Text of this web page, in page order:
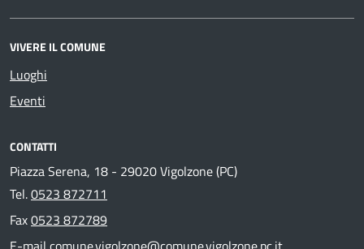
VIVERE IL COMUNE
Luoghi
Eventi
CONTATTI
Piazza Serena, 18 - 29020 Vigolzone (PC)
Tel.0523 872711
Fax0523 872789